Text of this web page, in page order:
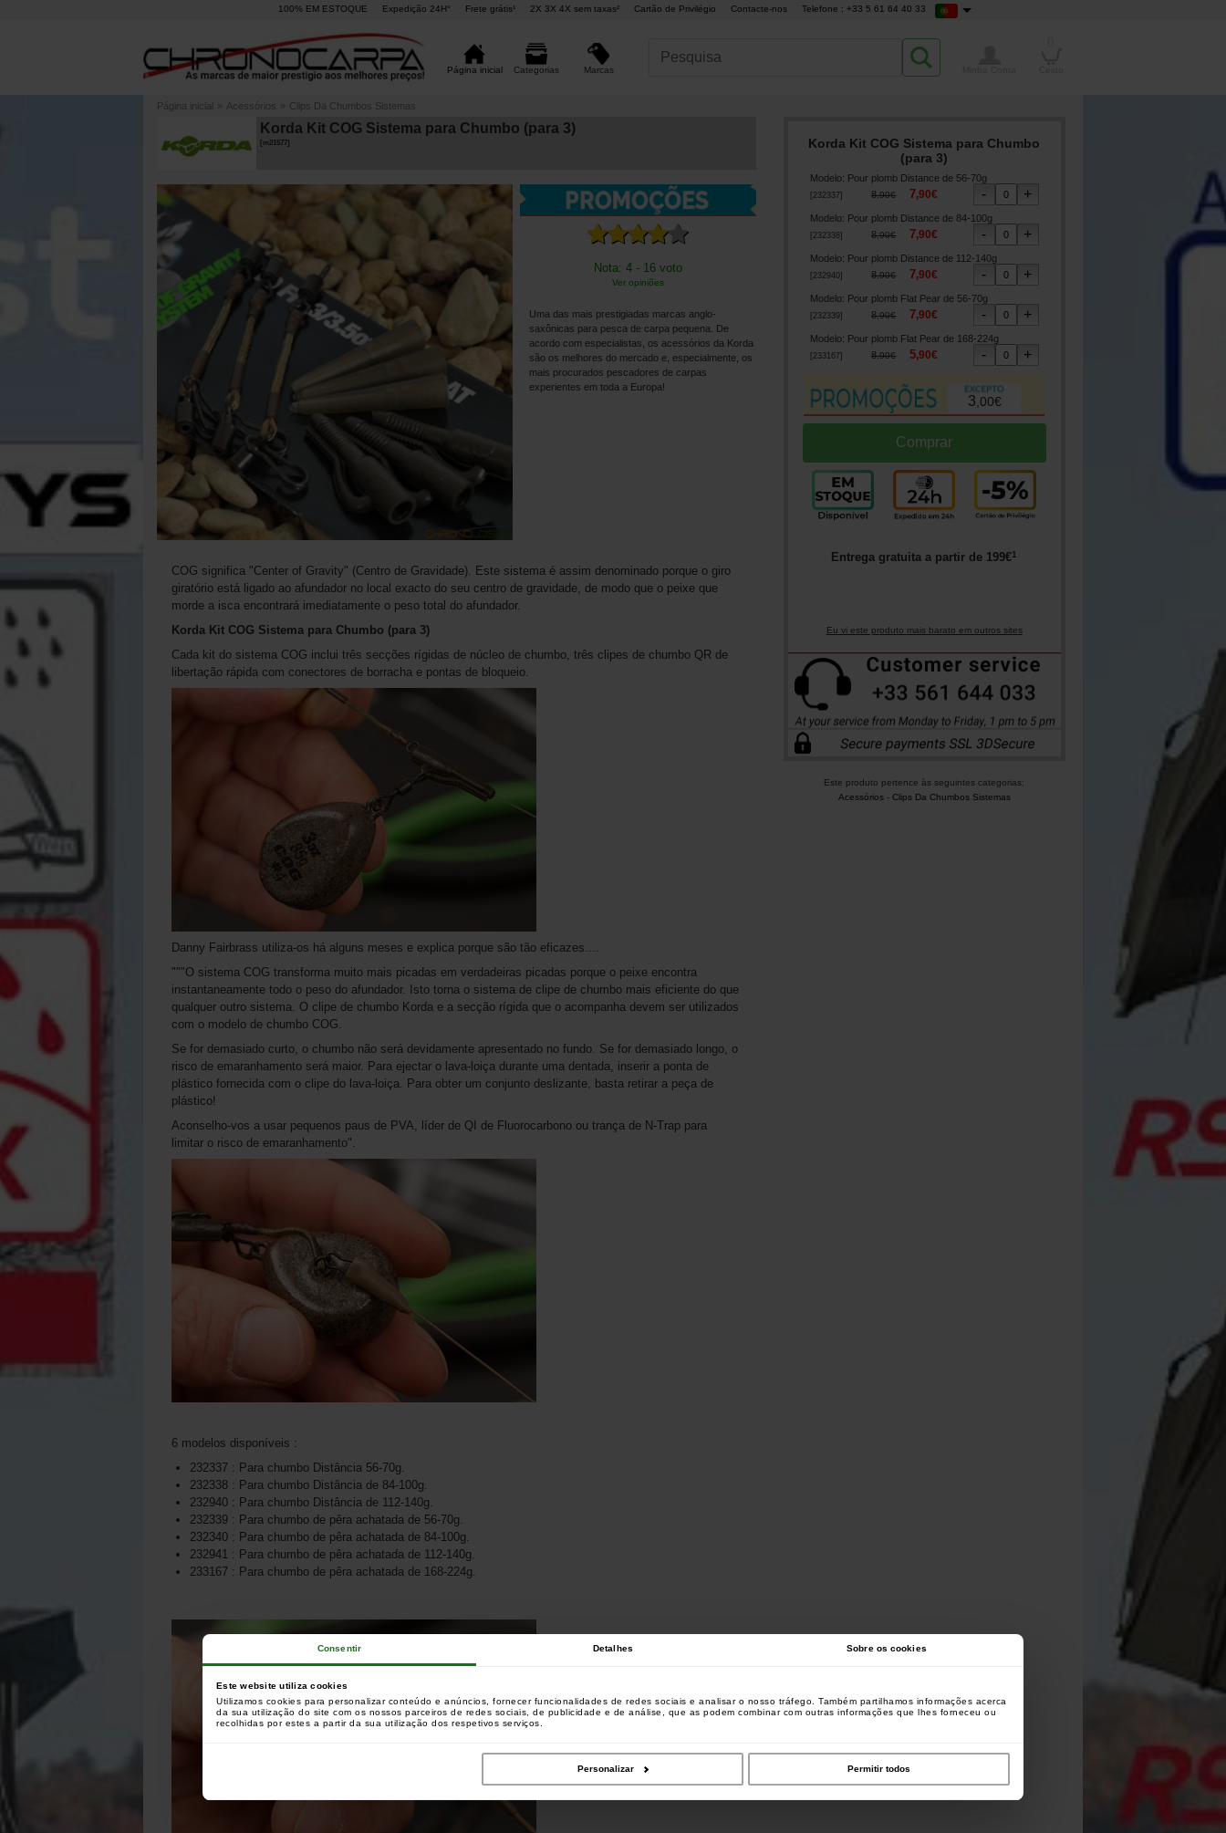
Consentir Detalhes Sobre os cookies
Este website utiliza cookies
Utilizamos cookies para personalizar conteúdo e anúncios, fornecer funcionalidades de redes sociais e analisar o nosso tráfego. Também partilhamos informações acerca
da sua utilização do site com os nossos parceiros de redes sociais, de publicidade e de análise, que as podem combinar com outras informações que lhes forneceu ou
recolhidas por estes a partir da sua utilização dos respetivos serviços.
Personalizar Permitir todos
100% EM ESTOQUE Expedição 24H° Frete grátis¹ 2X 3X 4X sem taxas² Cartão de Privilégio Contacte-nos Telefone : +33 5 61 64 40 33
Página inicial Categorias Marcas
Página inicial » Acessórios » Clips Da Chumbos Sistemas
Korda Kit COG Sistema para Chumbo (para 3)
m21577]
Nota: 4 - 16 voto
Ver opiniões
Uma das mais prestigiadas marcas anglo-
saxônicas para pesca de carpa pequena. De
acordo com especialistas, os acessórios da Korda
são os melhores do mercado e, especialmente, os
mais procurados pescadores de carpas
experientes em toda a Europa!
Korda Kit COG Sistema para Chumbo
(para 3)
Modelo: Pour plomb Distance de 56-70g
232337] 8,90€ 7,90€
Modelo: Pour plomb Distance de 84-100g
232338 ] 8,90€ 7,90€
Modelo: Pour plomb Distance de 112-140g
232940] 8,90€ 7,90€
Modelo: Pour plomb Flat Pear de 56-70g
232339] 8,90€ 7,90€
Modelo: Pour plomb Flat Pear de 168-224g
233167] 8,90€ 5,90€
3,00€
Entrega gratuita a partir de 199€1
Eu vi este produto mais barato em outros sites
Este produto pertence às seguintes categorias:
Acessórios- Clips Da Chumbos Sistemas
COG significa "Center of Gravity" (Centro de Gravidade). Este sistema é assim denominado porque o giro
giratório está ligado ao afundador no local exacto do seu centro de gravidade, de modo que o peixe que
morde a isca encontrará imediatamente o peso total do afundador.
Korda Kit COG Sistema para Chumbo (para 3)
Cada kit do sistema COG inclui três secções rígidas de núcleo de chumbo, três clipes de chumbo QR de
libertação rápida com conectores de borracha e pontas de bloqueio.
Danny Fairbrass utiliza-os há alguns meses e explica porque são tão eficazes....
"""O sistema COG transforma muito mais picadas em verdadeiras picadas porque o peixe encontra
instantaneamente todo o peso do afundador. Isto torna o sistema de clipe de chumbo mais eficiente do que
qualquer outro sistema. O clipe de chumbo Korda e a secção rígida que o acompanha devem ser utilizados
com o modelo de chumbo COG.
Se for demasiado curto, o chumbo não será devidamente apresentado no fundo. Se for demasiado longo, o
risco de emaranhamento será maior. Para ejectar o lava-loiça durante uma dentada, inserir a ponta de
plástico fornecida com o clipe do lava-loiça. Para obter um conjunto deslizante, basta retirar a peça de
plástico!
Aconselho-vos a usar pequenos paus de PVA, líder de QI de Fluorocarbono ou trança de N-Trap para
limitar o risco de emaranhamento".
6 modelos disponíveis :
232337 : Para chumbo Distância 56-70g.
232338 : Para chumbo Distância de 84-100g.
232940 : Para chumbo Distância de 112-140g.
232339 : Para chumbo de pêra achatada de 56-70g.
232340 : Para chumbo de pêra achatada de 84-100g.
232941 : Para chumbo de pêra achatada de 112-140g.
233167 : Para chumbo de pêra achatada de 168-224g.